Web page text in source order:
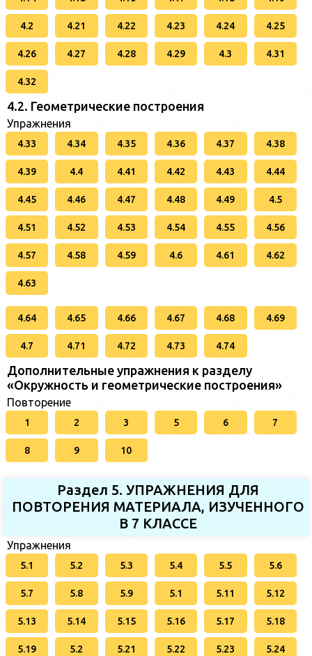
4.2 4.21 4.22 4.23 4.24 4.25
4.26 4.27 4.28 4.29 4.3 4.31
4.32
4.2. Геометрические построения
Упражнения
4.33 4.34 4.35 4.36 4.37 4.38
4.39 4.4 4.41 4.42 4.43 4.44
4.45 4.46 4.47 4.48 4.49 4.5
4.51 4.52 4.53 4.54 4.55 4.56
4.57 4.58 4.59 4.6 4.61 4.62
4.63
4.64 4.65 4.66 4.67 4.68 4.69
4.7 4.71 4.72 4.73 4.74
Дополнительные упражнения к разделу
«Окружность и геометрические построения»
Повторение
1 2 3 5 6 7
8 9 10
Раздел 5. УПРАЖНЕНИЯ ДЛЯ
ПОВТОРЕНИЯ МАТЕРИАЛА, ИЗУЧЕННОГО
В 7 КЛАССЕ
Упражнения
5.1 5.2 5.3 5.4 5.5 5.6
5.7 5.8 5.9 5.1 5.11 5.12
5.13 5.14 5.15 5.16 5.17 5.18
5.19 5.2 5.21 5.22 5.23 5.24